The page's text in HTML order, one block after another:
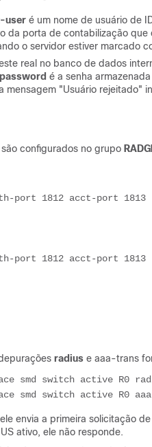
user é um nome de usuário de
da porta de contabilização
o servidor estiver marcado
real no banco de dados
é a senha
mensagem "Usuário rejeitado"
são configurados no grupo
radius e aaa-trans
smd switch active R0
smd switch active R0
envia a primeira solicitação
ativo, ele não responde.